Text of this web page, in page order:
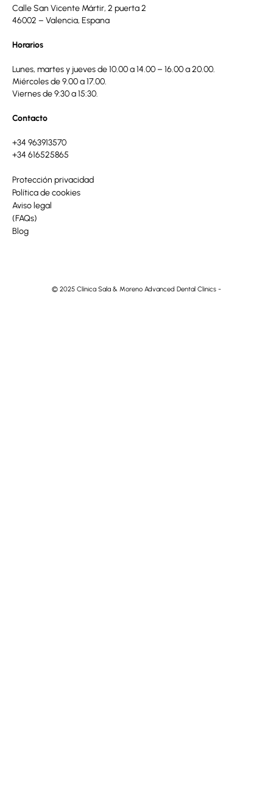
Calle San Vicente Mártir, 2 puerta 2
46002 – Valencia, Espana
Horarios
Lunes, martes y jueves de 10.00 a 14.00 – 16.00 a 20.00.
Miércoles de 9.00 a 17.00.
Viernes de 9:30 a 15:30.
Contacto
+34 963913570
+34 616525865
Protección privacidad
Política de cookies
Aviso legal
(FAQs)
Blog
© 2025 Clínica Sala & Moreno Advanced Dental Clinics -